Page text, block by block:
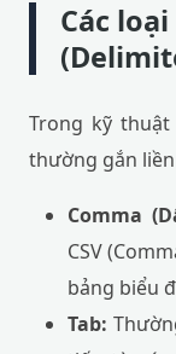
Các
Trong kỹ
thường gắn
Comma
CSV
bảng biểu
Tab: